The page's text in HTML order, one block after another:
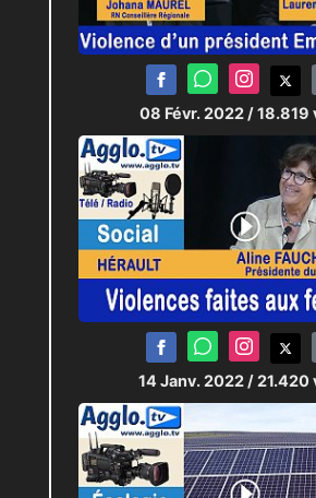
08 Févr. 2022 / 18.819
14 Janv. 2022 / 21.420